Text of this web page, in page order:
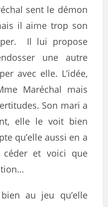
sent le démon
il aime trop son
Il lui propose
une autre
avec elle. L’idée,
Maréchal mais
Son mari a
elle le voit bien
qu’elle aussi en a
et voici que
au jeu qu’elle